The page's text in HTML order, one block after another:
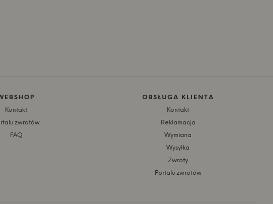
Kontakt
zwrotów
FAQ
OBSŁUGA KLIENTA
Kontakt
Reklamacja
Wymiana
Wysyłka
Zwroty
Portalu zwrotów